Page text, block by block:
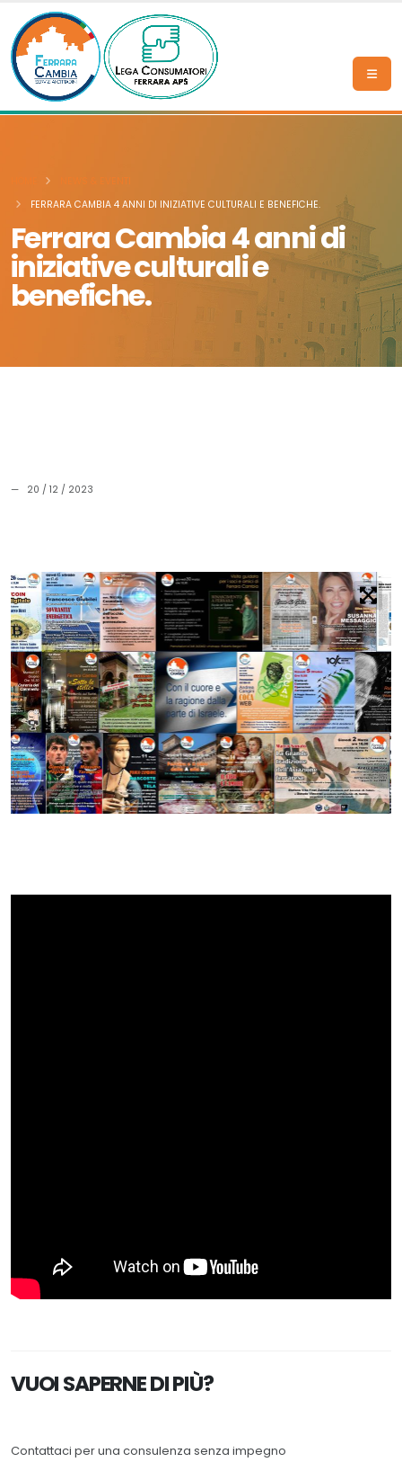
Ferrara Cambia 4 anni di
iniziative culturali e
benefiche.
NEWS & EVENTI
FERRARA CAMBIA 4 ANNI DI INIZIATIVE CULTURALI E BENEFICHE.
— 20 / 12 / 2023
VUOI SAPERNE DI PIÙ?
Contattaci per una consulenza senza impegno